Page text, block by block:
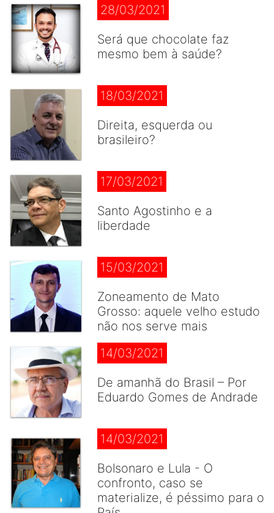
28/03/2021
Será que chocolate faz
mesmo bem à saúde?
18/03/2021
Direita, esquerda ou
brasileiro?
17/03/2021
Santo Agostinho e a
liberdade
15/03/2021
Zoneamento de Mato
Grosso: aquele velho estudo
não nos serve mais
14/03/2021
De amanhã do Brasil – Por
Eduardo Gomes de Andrade
14/03/2021
Bolsonaro e Lula - O
confronto, caso se
materialize, é péssimo para o